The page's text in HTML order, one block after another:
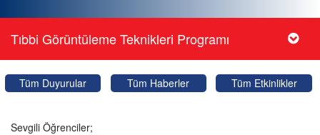
Tıbbi Görüntüleme Teknikleri Programı
Tüm Duyurular Tüm Haberler Tüm Etkinlikler
Sevgili Öğrenciler;